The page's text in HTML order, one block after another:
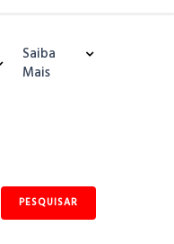
Saiba
Mais
PESQUISAR